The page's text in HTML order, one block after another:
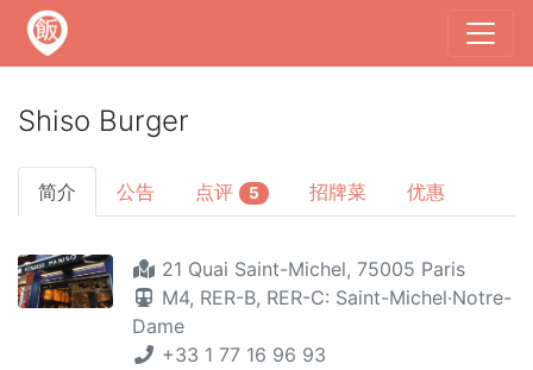
Shiso Burger
简介 公告 点评 5 招牌菜 优惠
21 Quai Saint-Michel, 75005 Paris
M4, RER-B, RER-C: Saint-Michel·Notre-
Dame
+33 1 77 16 96 93